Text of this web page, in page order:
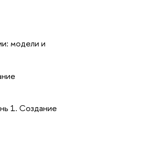
модели и
1. Создание